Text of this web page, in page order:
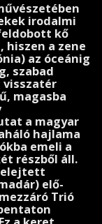
irodalmi
kő
hiszen a zene
az óceánig
szabad
visszatér
magasba
a magyar
hajlama
emeli a
részből áll.
elő-
Trió